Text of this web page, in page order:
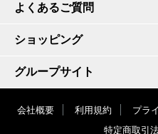
よくあるご質問
ショッピング
グループサイト
会社概要 利用規約 プラ
特定商取引